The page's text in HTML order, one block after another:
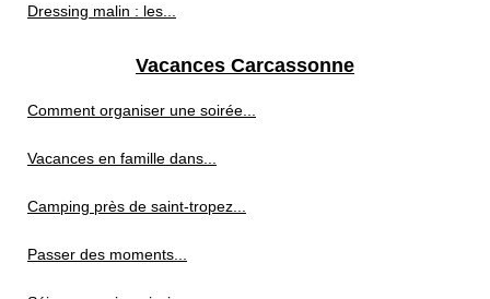
Dressing malin : les...
Vacances Carcassonne
Comment organiser une soirée...
Vacances en famille dans...
Camping près de saint-tropez...
Passer des moments...